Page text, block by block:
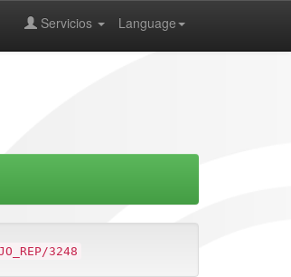
Language
Servicios
3248